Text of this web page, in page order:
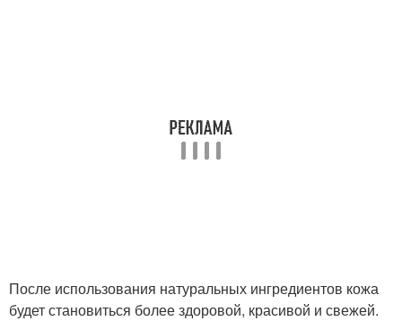
После использования натуральных ингредиентов кожа
будет становиться более здоровой, красивой и свежей.